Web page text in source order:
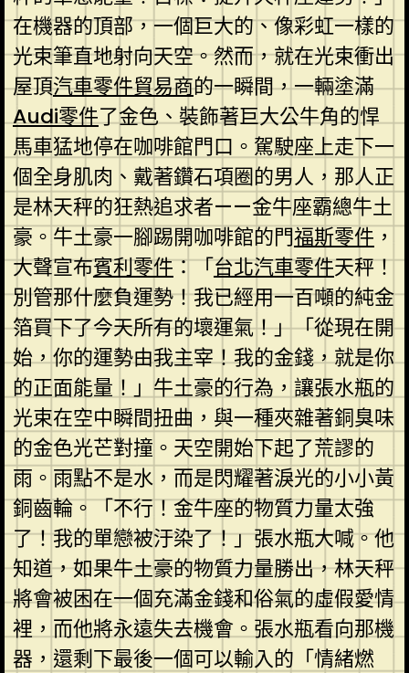
在機器的頂部，一個巨大的、像彩虹一樣的
光束筆直地射向天空。然而，就在光束衝出
屋頂汽車零件貿易商的一瞬間，一輛塗滿
Audi零件了金色、裝飾著巨大公牛角的悍
馬車猛地停在咖啡館門口。駕駛座上走下一
個全身肌肉、戴著鑽石項圈的男人，那人正
是林天秤的狂熱追求者——金牛座霸總牛土
豪。牛土豪一腳踢開咖啡館的門福斯零件 ，
大聲宣布賓利零件：「台北汽車零件天秤！
別管那什麼負運勢！我已經用一百噸的純金
箔買下了今天所有的壞運氣！」「從現在開
始，你的運勢由我主宰！我的金錢，就是你
的正面能量！」牛土豪的行為，讓張水瓶的
光束在空中瞬間扭曲，與一種夾雜著銅臭味
的金色光芒對撞。天空開始下起了荒謬的
雨。雨點不是水，而是閃耀著淚光的小小黃
銅齒輪。「不行！金牛座的物質力量太強
了！我的單戀被汙染了！」張水瓶大喊。他
知道，如果牛土豪的物質力量勝出，林天秤
將會被困在一個充滿金錢和俗氣的虛假愛情
裡，而他將永遠失去機會。張水瓶看向那機
器，還剩下最後一個可以輸入的「情緒燃